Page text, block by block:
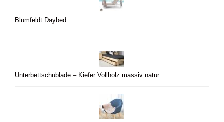
Blumfeldt Daybed
Unterbettschublade – Kiefer Vollholz massiv natur